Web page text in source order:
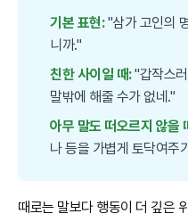
기본 표현:"삼가 고인의
니까."
친한 사이일 때:"갑작스
말밖에 해줄 수가 없네."
아무 말도 떠오르지 않을
나 등을 가볍게 토닥여주
때로는 말보다 행동이 더 깊은